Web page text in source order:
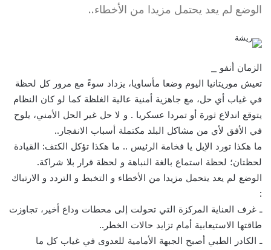
الوضع لم يعد يحتمل مزيدا من الأخطاء..
الزمان أنفو _
تعيش موريتانيا اليوم وضعا مأساويا، يزداد سوءً مع مرور كل لحظة
في غياب أي حل، مع جاهزية أمنية عالية الغلظة كما لو كان النظام
يتوقع اندلاع ثورة أو تمردا عسكريا . و لا حل غير الحل الأمني، يلوح
في الأفق لأي من مشاكل البلد مكتملة أسباب الانفجار..
ما هكذا تورد الإبل يا فخامة الرئيس .. ما هكذا تؤكل الكتف: القيادة
لحظتان؛ لحظة استماع بالغة النباهة و لحظة قرار بلا شراكة.
الوضع لم يعد يتحمل مزيدا من الأخطاء و التخبط و التردد و الارتباك
:
ـ غرف العناية المركزة التي تحولت إلى محطات وداع أخير، تجاوزت
طاقتها الاستيعابية أمام تزايد حالات الخطر..
ـ الكادر الطبي أصبح الجبهة الأمامية للعدوى في غياب كل ما